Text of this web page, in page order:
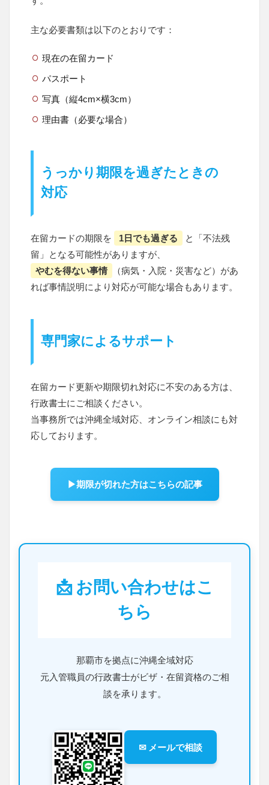
主な必要書類は以下のとおりです：
現在の在留カード
パスポート
写真（縦4cm×横3cm）
理由書（必要な場合）
うっかり期限を過ぎたときの
対応
在留カードの期限を 1日でも過ぎる
と「不法残
留」となる可能性がありますが、
やむを得ない事情
（病気・入院・災害など）があ
れば事情説明により対応が可能な場合もあります。
専門家によるサポート
在留カード更新や期限切れ対応に不安のある方は、
行政書士にご相談ください。
当事務所では沖縄全域対応、オンライン相談にも対
応しております。
▶期限が切れた方はこちらの記事
📩 お問い合わせはこ
ちら
那覇市を拠点に沖縄全域対応
元入管職員の行政書士がビザ・在留資格のご相
談を承ります。
✉ メールで相談